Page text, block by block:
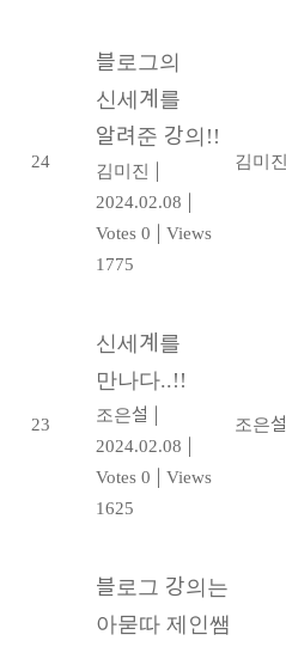
24
블로그의
신세계를
알려준 강의!!
김미진
2024.02.08
Votes 0
Views
1775
김미진
23
신세계를
만나다..!!
조은설
2024.02.08
Votes 0
Views
1625
조은설
블로그 강의는
아묻따 제인쌤